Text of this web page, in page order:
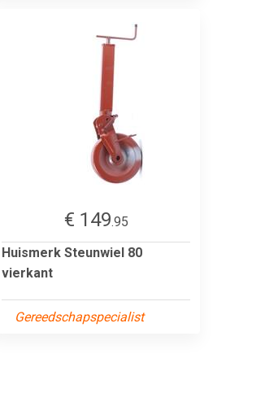
€ 149.95
Huismerk Steunwiel 80
vierkant
Gereedschapspecialist